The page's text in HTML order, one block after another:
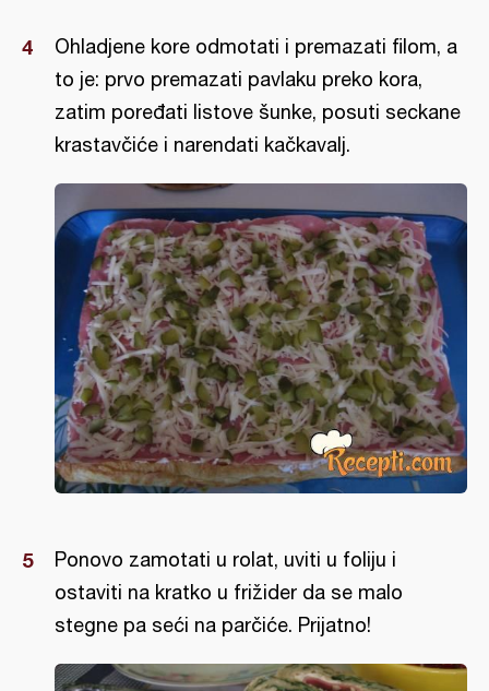
Ohladjene kore odmotati i premazati filom, a
to je: prvo premazati pavlaku preko kora,
zatim poređati listove šunke, posuti seckane
krastavčiće i narendati kačkavalj.
Ponovo zamotati u rolat, uviti u foliju i
ostaviti na kratko u frižider da se malo
stegne pa seći na parčiće. Prijatno!